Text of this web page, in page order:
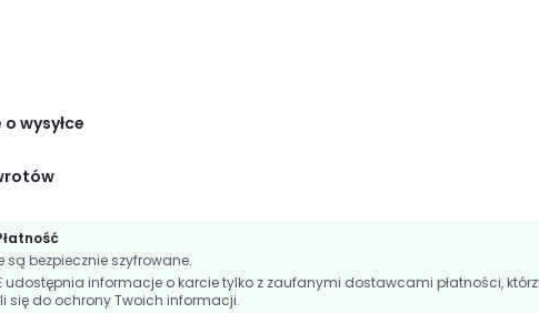
wysyłce
są bezpiecznie szyfrowane.
udostępnia informacje o karcie tylko z zaufanymi dostawcami płatności,
się do ochrony Twoich informacji.